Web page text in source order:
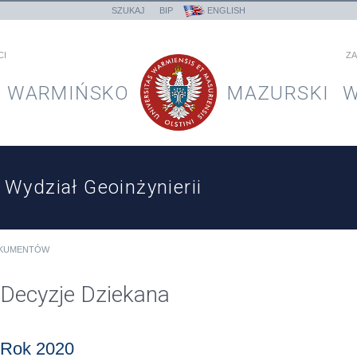
SZUKAJ BIP ENGLISH
WARMIŃSKO MAZURSKI
Wydział Geoinżynierii
Decyzje Dziekana
Rok 2020